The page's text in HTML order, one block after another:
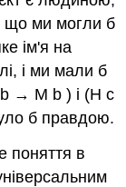
що ми могли б
ім'я на
і ми мали б
b → M b ) і (H c
б правдою.
поняття в